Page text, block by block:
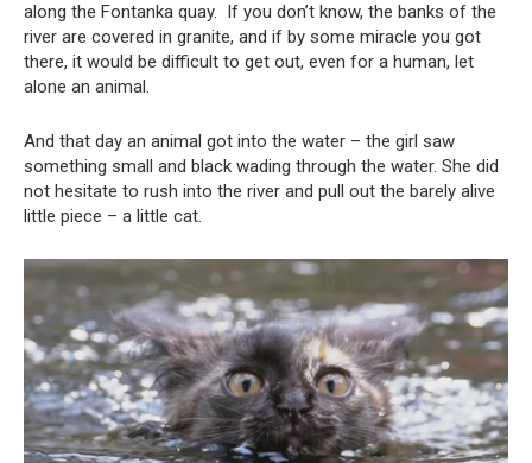
along the Fontanka quay. If you don’t know, the banks of the
river are covered in granite, and if by some miracle you got
there, it would be difficult to get out, even for a human, let
alone an animal.
And that day an animal got into the water – the girl saw
something small and black wading through the water. She did
not hesitate to rush into the river and pull out the barely alive
little piece – a little cat.